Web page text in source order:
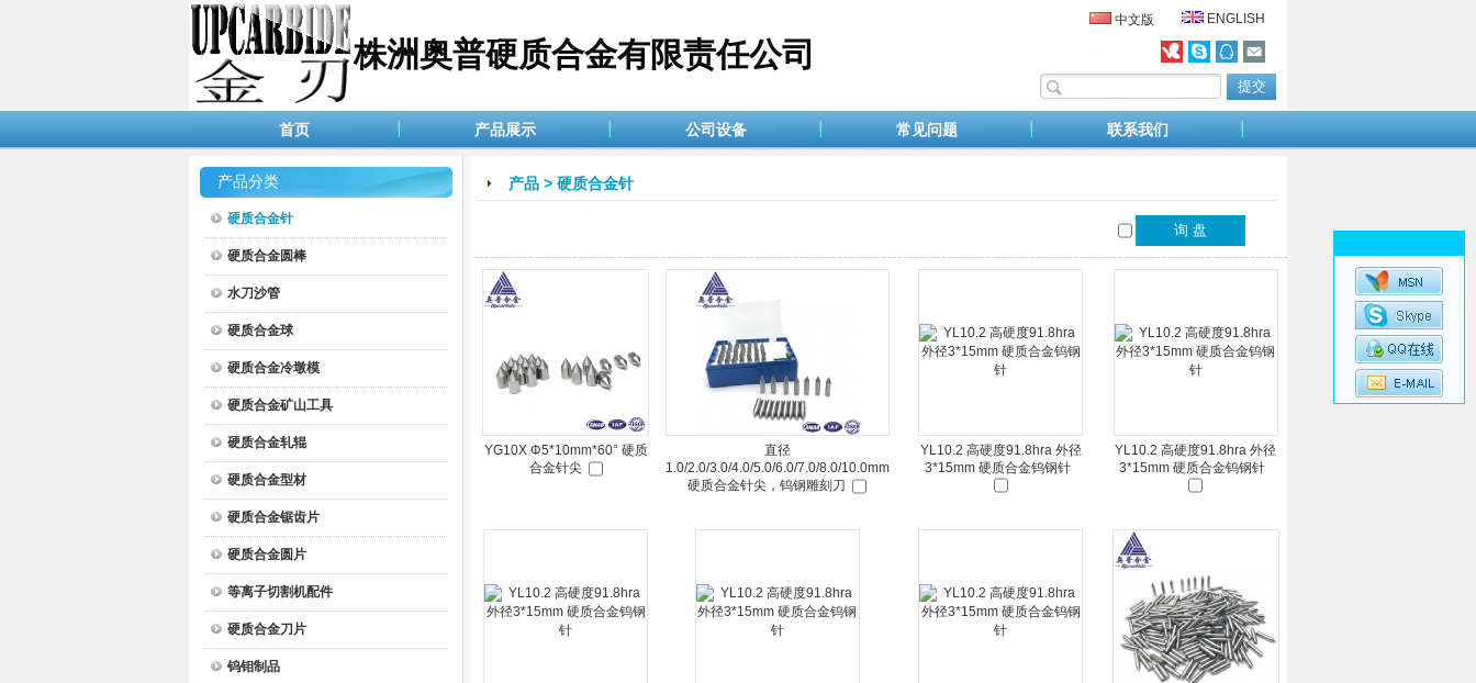
株洲奥普硬质合金有限责任公司
中文版 ENGLISH
首页 产品展示 公司设备 常见问题 联系我们
产品分类
硬质合金针
硬质合金圆棒
水刀沙管
硬质合金球
硬质合金冷墩模
硬质合金矿山工具
硬质合金轧辊
硬质合金型材
硬质合金锯齿片
硬质合金圆片
等离子切割机配件
硬质合金刀片
钨钼制品
产品 > 硬质合金针
YG10X Φ5*10mm*60° 硬质
合金针尖
直径
1.0/2.0/3.0/4.0/5.0/6.0/7.0/8.0/10.0mm
硬质合金针尖，钨钢雕刻刀
YL10.2 高硬度91.8hra 外径
3*15mm 硬质合金钨钢针
YL10.2 高硬度91.8hra 外径
3*15mm 硬质合金钨钢针